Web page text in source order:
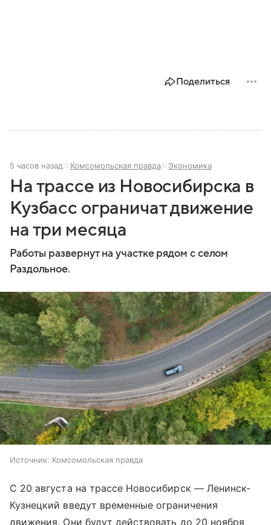
Поделиться
5 часов назад Комсомольская правда Экономика
На трассе из Новосибирска в
Кузбасс ограничат движение
на три месяца
Работы развернут на участке рядом с селом
Раздольное.
Источник: Комсомольская правда
С 20 августа на трассе Новосибирск — Ленинск-
Кузнецкий введут временные ограничения
движения. Они будут действовать до 20 ноября